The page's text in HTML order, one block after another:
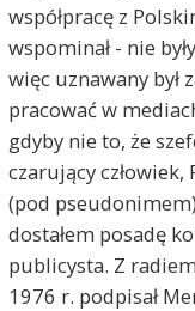
współpracę z
wspominał - nie
więc uznawany
pracować w
gdyby nie to, że
czarujący
(pod
dostałem posadę
publicysta. Z
1976 r. podpisał